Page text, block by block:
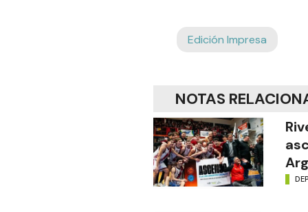
Edición Impresa
NOTAS